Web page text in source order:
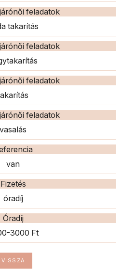
feladatok
takarítás
feladatok
feladatok
feladatok
vasalás
van
Fizetés
óradíj
Óradíj
3000 Ft
VISSZA